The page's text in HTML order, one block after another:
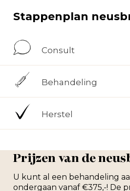
Stappenplan
Consult
Behandeling
Herstel
Prijzen van de
U kunt al een behandeling
ondergaan vanaf €375,-! De